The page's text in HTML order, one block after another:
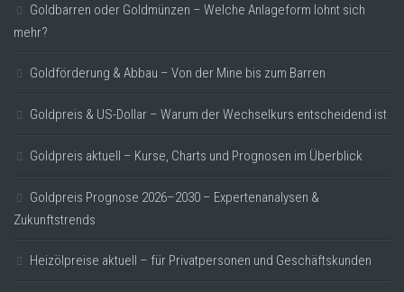
Goldbarren oder Goldmünzen – Welche Anlageform lohnt sich
mehr?
Goldförderung & Abbau – Von der Mine bis zum Barren
Goldpreis & US-Dollar – Warum der Wechselkurs entscheidend ist
Goldpreis aktuell – Kurse, Charts und Prognosen im Überblick
Goldpreis Prognose 2026–2030 – Expertenanalysen &
Zukunftstrends
Heizölpreise aktuell – für Privatpersonen und Geschäftskunden